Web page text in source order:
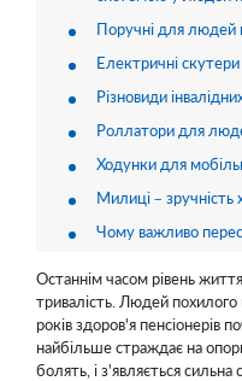
Поручні для людей
Електричні скутери
Різновиди
Роллатори для
Ходунки для
Милиці –
Чому важливо
Останнім часом рівень
тривалість. Людей
років здоров'я пенсіонерів
найбільше страждає на
болять, і з'являється сильна